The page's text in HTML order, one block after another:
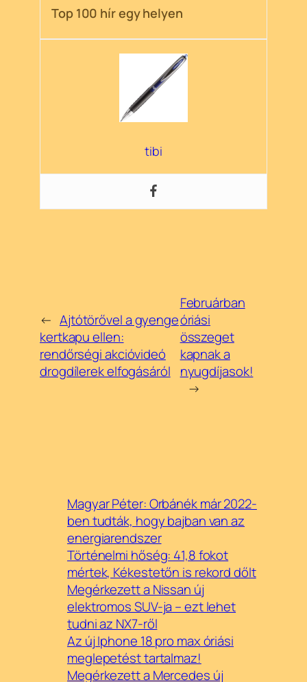
Top 100 hír egy helyen
tibi
← Ajtótörővel a gyenge
kertkapu ellen:
rendőrségi akcióvideó
drogdílerek elfogásáról
Februárban
óriási
összeget
kapnak a
nyugdíjasok!
→
Magyar Péter: Orbánék már 2022-
ben tudták, hogy bajban van az
energiarendszer
Történelmi hőség: 41,8 fokot
mértek, Kékestetőn is rekord dőlt
Megérkezett a Nissan új
elektromos SUV-ja – ezt lehet
tudni az NX7-ről
Az új Iphone 18 pro max óriási
meglepetést tartalmaz!
Megérkezett a Mercedes új